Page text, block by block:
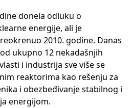
donela odluku o
energije, ali je
2010. godine. Danas
ukupno 12 nekadašnjih
i industrija sve više se
reaktorima kao rešenju za
i obezbeđivanje stabilnog i
energijom.